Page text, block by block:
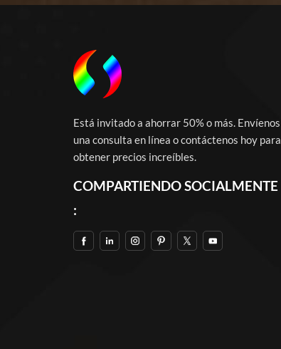
Está invitado a ahorrar 50% o más. Envíenos
una consulta en línea o contáctenos hoy para
obtener precios increíbles.
COMPARTIENDO SOCIALMENTE
: